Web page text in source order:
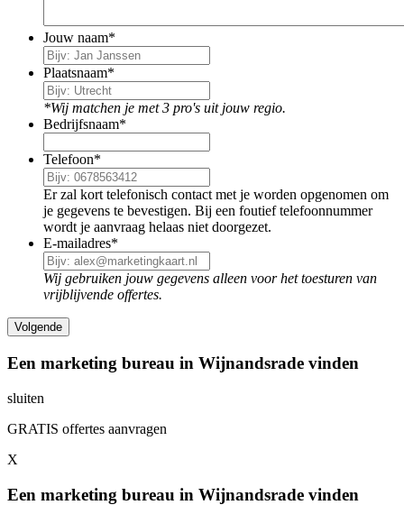
Jouw naam*
Plaatsnaam*
*Wij matchen je met 3 pro's uit jouw regio.
Bedrijfsnaam*
Telefoon*
Er zal kort telefonisch contact met je worden opgenomen om
je gegevens te bevestigen. Bij een foutief telefoonnummer
wordt je aanvraag helaas niet doorgezet.
E-mailadres*
Wij gebruiken jouw gegevens alleen voor het toesturen van
vrijblijvende offertes.
Een marketing bureau in Wijnandsrade vinden
sluiten
GRATIS offertes aanvragen
X
Een marketing bureau in Wijnandsrade vinden